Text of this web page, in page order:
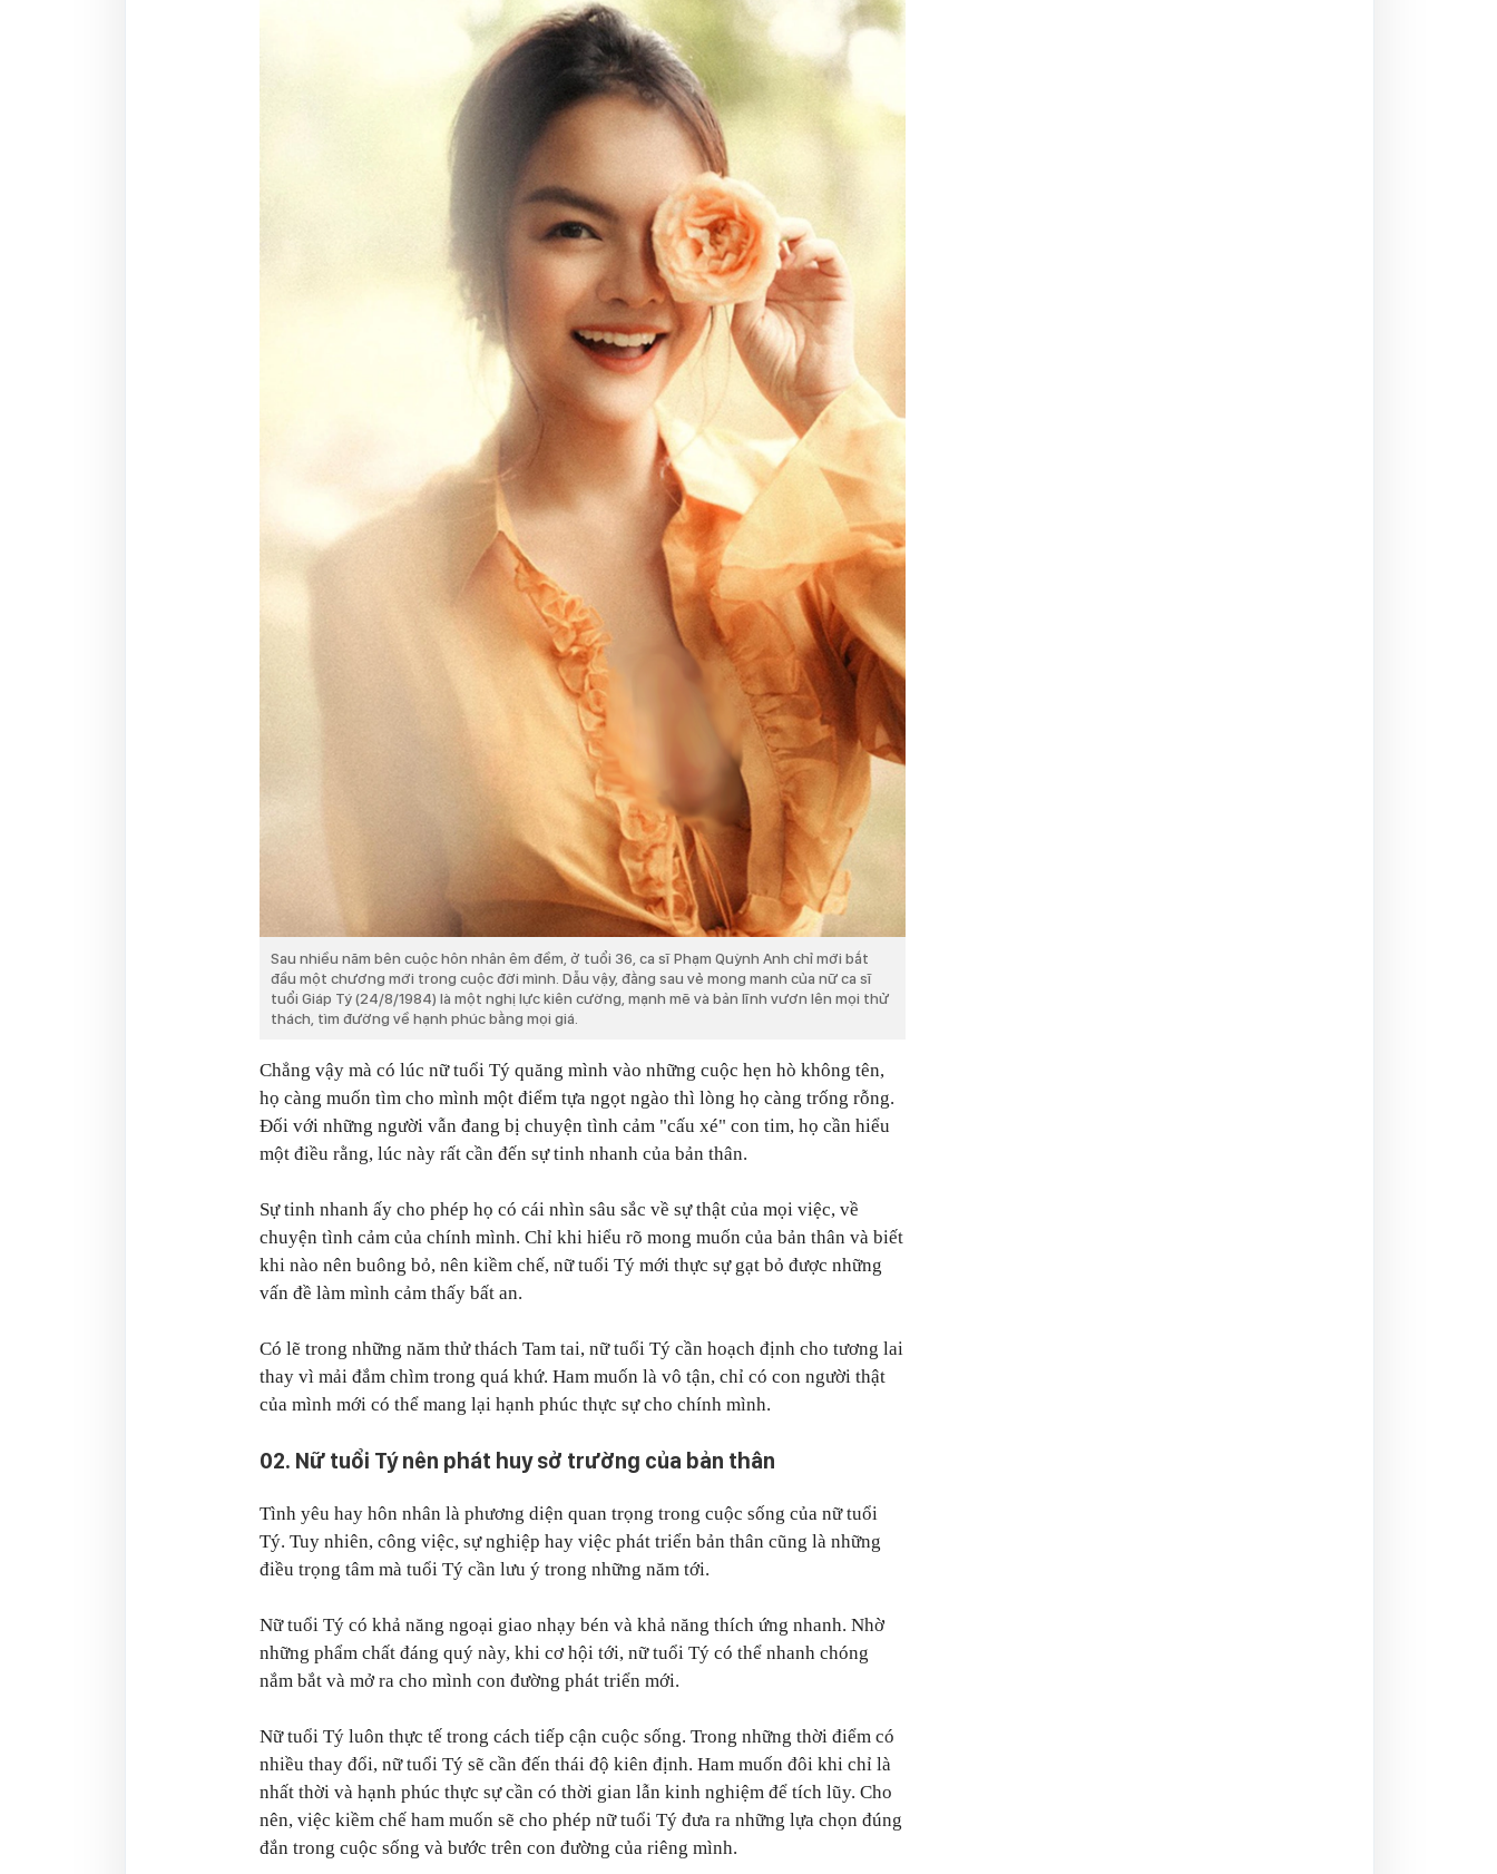
Sau nhiều năm bên cuộc hôn nhân êm đềm, ở tuổi 36, ca sĩ Phạm Quỳnh Anh chỉ mới bắt
đầu một chương mới trong cuộc đời mình. Dẫu vậy, đằng sau vẻ mong manh của nữ ca sĩ
tuổi Giáp Tý (24/8/1984) là một nghị lực kiên cường, mạnh mẽ và bản lĩnh vươn lên mọi thử
thách, tìm đường về hạnh phúc bằng mọi giá.
Chẳng vậy mà có lúc nữ tuổi Tý quăng mình vào những cuộc hẹn hò không tên,
họ càng muốn tìm cho mình một điểm tựa ngọt ngào thì lòng họ càng trống rỗng.
Đối với những người vẫn đang bị chuyện tình cảm "cấu xé" con tim, họ cần hiểu
một điều rằng, lúc này rất cần đến sự tinh nhanh của bản thân.
Sự tinh nhanh ấy cho phép họ có cái nhìn sâu sắc về sự thật của mọi việc, về
chuyện tình cảm của chính mình. Chỉ khi hiểu rõ mong muốn của bản thân và biết
khi nào nên buông bỏ, nên kiềm chế, nữ tuổi Tý mới thực sự gạt bỏ được những
vấn đề làm mình cảm thấy bất an.
Có lẽ trong những năm thử thách Tam tai, nữ tuổi Tý cần hoạch định cho tương lai
thay vì mải đắm chìm trong quá khứ. Ham muốn là vô tận, chỉ có con người thật
của mình mới có thể mang lại hạnh phúc thực sự cho chính mình.
02. Nữ tuổi Tý nên phát huy sở trường của bản thân
Tình yêu hay hôn nhân là phương diện quan trọng trong cuộc sống của nữ tuổi
Tý. Tuy nhiên, công việc, sự nghiệp hay việc phát triển bản thân cũng là những
điều trọng tâm mà tuổi Tý cần lưu ý trong những năm tới.
Nữ tuổi Tý có khả năng ngoại giao nhạy bén và khả năng thích ứng nhanh. Nhờ
những phẩm chất đáng quý này, khi cơ hội tới, nữ tuổi Tý có thể nhanh chóng
nắm bắt và mở ra cho mình con đường phát triển mới.
Nữ tuổi Tý luôn thực tế trong cách tiếp cận cuộc sống. Trong những thời điểm có
nhiều thay đổi, nữ tuổi Tý sẽ cần đến thái độ kiên định. Ham muốn đôi khi chỉ là
nhất thời và hạnh phúc thực sự cần có thời gian lẫn kinh nghiệm để tích lũy. Cho
nên, việc kiềm chế ham muốn sẽ cho phép nữ tuổi Tý đưa ra những lựa chọn đúng
đắn trong cuộc sống và bước trên con đường của riêng mình.